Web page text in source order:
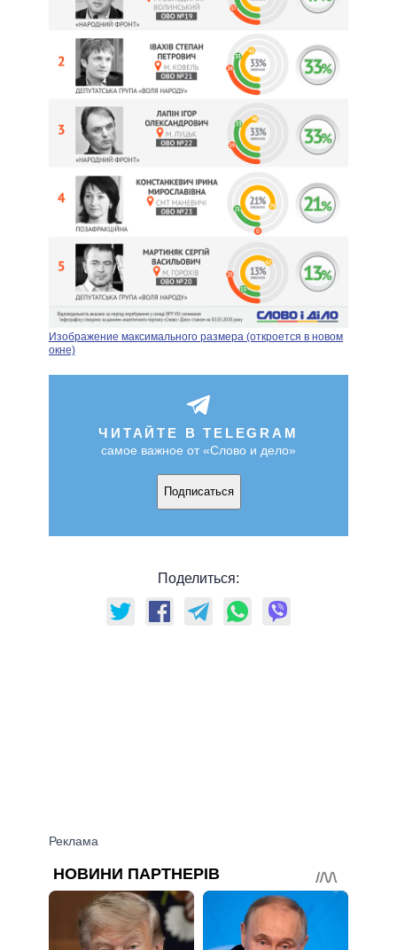
Изображение максимального размера (откроется в новом
окне)
ЧИТАЙТЕ В TELEGRAM
самое важное от «Слово и дело»
Подписаться
Поделиться: